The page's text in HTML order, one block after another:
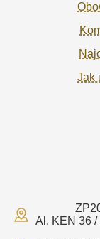
Jak
Al. KEN 36 /